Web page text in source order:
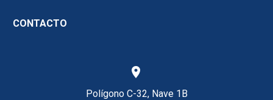
CONTACTO


Polígono C-32, Nave 1B